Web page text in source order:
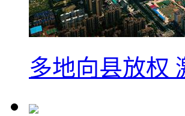
多地向县放权